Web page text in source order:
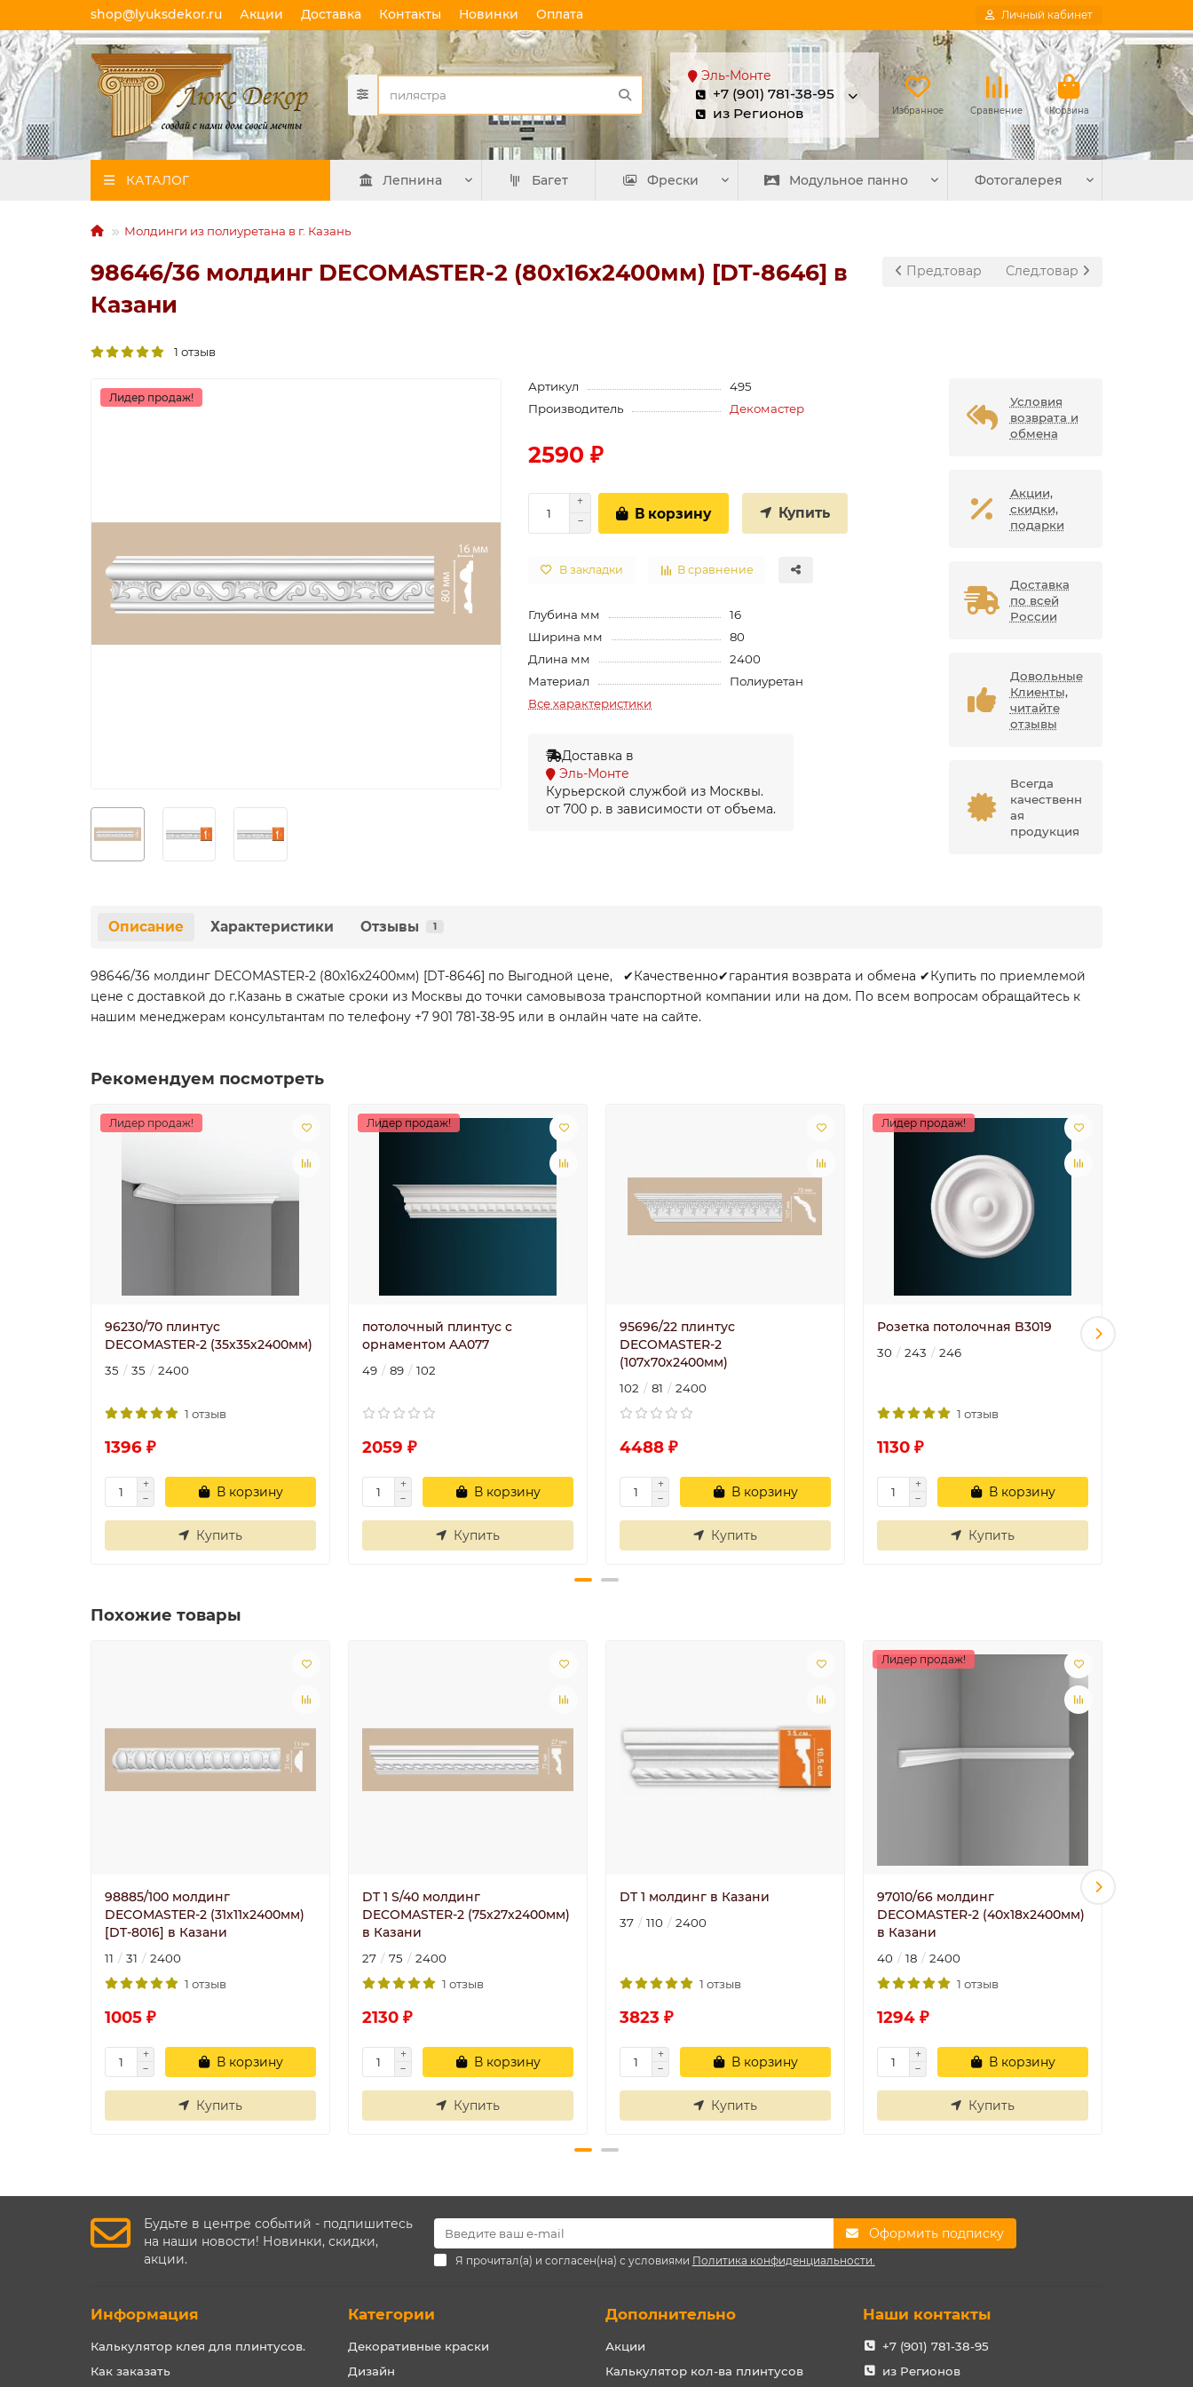
shop@lyuksdekor.ru Акции Доставка Контакты Новинки Оплата Личный кабинет
Эль-Монте
+7 (901) 781-38-95
из Регионов
Избранное Сравнение Корзина
КАТАЛОГ Лепнина Багет Фрески Модульное панно Фотогалерея
Молдинги из полиуретана в г. Казань
Пред.товар След.товар
98646/36 молдинг DECOMASTER-2 (80х16х2400мм) [DT-8646] в
Казани
1 отзыв
Лидер продаж!
Артикул
495
Производитель
Декомастер
2590 ₽
В корзину Купить
В закладки В сравнение
Глубина мм
16
Ширина мм
80
Длина мм
2400
Материал
Полиуретан
Все характеристики
Доставка в
Эль-Монте
Курьерской службой из Москвы.
от 700 р. в зависимости от объема.
Условия
возврата и
обмена
Акции,
скидки,
подарки
Доставка
по всей
России
Довольные
Клиенты,
читайте
отзывы
Всегда
качественн
ая
продукция
Описание Характеристики Отзывы 1
98646/36 молдинг DECOMASTER-2 (80х16х2400мм) [DT-8646] по Выгодной цене, ✔Качественно✔гарантия возврата и обмена ✔Купить по приемлемой
цене с доставкой до г.Казань в сжатые сроки из Москвы до точки самовывоза транспортной компании или на дом. По всем вопросам обращайтесь к
нашим менеджерам консультантам по телефону +7 901 781-38-95 или в онлайн чате на сайте.
Рекомендуем посмотреть
Лидер продаж!
96230/70 плинтус
DECOMASTER-2 (35х35х2400мм)
35 35 2400
1 отзыв
1396 ₽
В корзину
Купить
Лидер продаж!
потолочный плинтус с
орнаментом AA077
49 89 102
2059 ₽
В корзину
Купить
95696/22 плинтус
DECOMASTER-2
(107х70х2400мм)
102 81 2400
4488 ₽
В корзину
Купить
Лидер продаж!
Розетка потолочная B3019
30 243 246
1 отзыв
1130 ₽
В корзину
Купить
Похожие товары
98885/100 молдинг
DECOMASTER-2 (31х11х2400мм)
[DT-8016] в Казани
11 31
2400
1 отзыв
1005 ₽
В корзину
Купить
DT 1 S/40 молдинг
DECOMASTER-2 (75х27x2400мм)
в Казани
27 75
2400
1 отзыв
2130 ₽
В корзину
Купить
DT 1 молдинг в Казани
37 110 2400
1 отзыв
3823 ₽
В корзину
Купить
Лидер продаж!
97010/66 молдинг
DECOMASTER-2 (40х18х2400мм)
в Казани
40 18
2400
1 отзыв
1294 ₽
В корзину
Купить
Будьте в центре событий - подпишитесь
на наши новости! Новинки, скидки,
акции.
Оформить подписку
Я прочитал(а) и согласен(на) с условиями Политика конфиденциальности.
Информация
Калькулятор клея для плинтусов.
Как заказать
Категории
Декоративные краски
Дизайн
Дополнительно
Акции
Калькулятор кол-ва плинтусов
Наши контакты
+7 (901) 781-38-95
из Регионов